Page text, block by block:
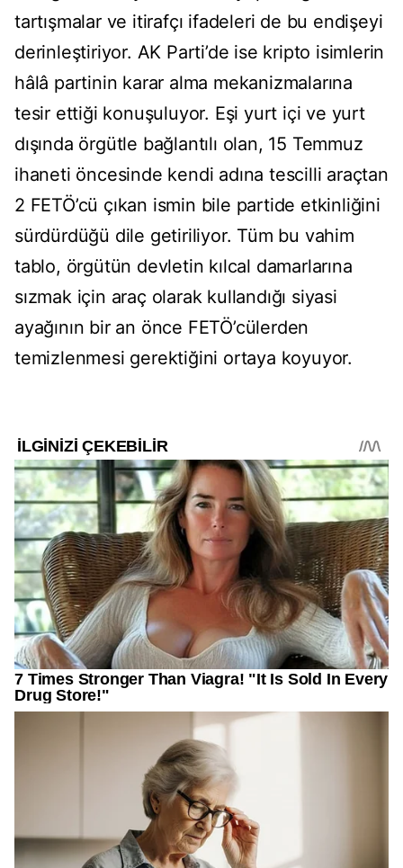
tartışmalar ve itirafçı ifadeleri de bu endişeyi
derinleştiriyor. AK Parti’de ise kripto isimlerin
hâlâ partinin karar alma mekanizmalarına
tesir ettiği konuşuluyor. Eşi yurt içi ve yurt
dışında örgütle bağlantılı olan, 15 Temmuz
ihaneti öncesinde kendi adına tescilli araçtan
2 FETÖ’cü çıkan ismin bile partide etkinliğini
sürdürdüğü dile getiriliyor. Tüm bu vahim
tablo, örgütün devletin kılcal damarlarına
sızmak için araç olarak kullandığı siyasi
ayağının bir an önce FETÖ’cülerden
temizlenmesi gerektiğini ortaya koyuyor.